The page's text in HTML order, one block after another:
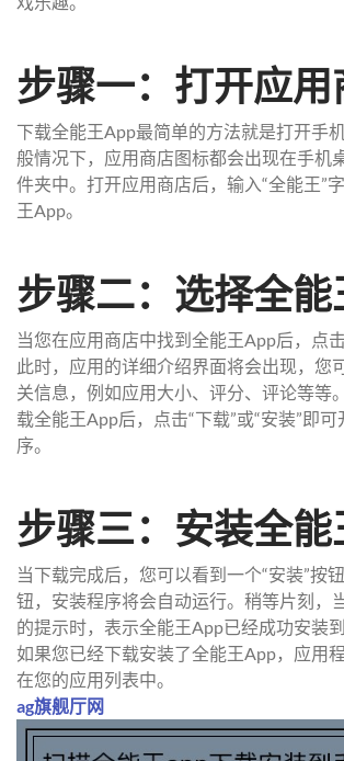
步骤一：打开应用
下载全能王App最简单的方法就是打开手
般情况下，应用商店图标都会出现在手机
件夹中。打开应用商店后，输入“全能王”
王App。
步骤二：选择全能
当您在应用商店中找到全能王App后，点
此时，应用的详细介绍界面将会出现，您
关信息，例如应用大小、评分、评论等等
载全能王App后，点击“下载”或“安装”即
序。
步骤三：安装全能
当下载完成后，您可以看到一个“安装”按
钮，安装程序将会自动运行。稍等片刻，
的提示时，表示全能王App已经成功安装
如果您已经下载安装了全能王App，应用
在您的应用列表中。
ag旗舰厅网